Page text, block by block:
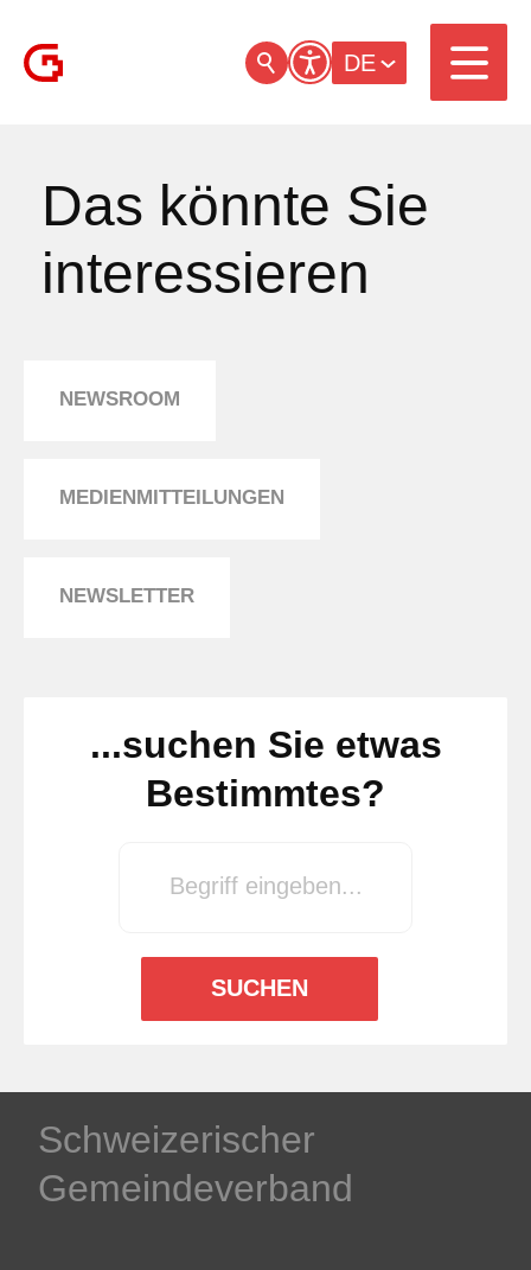
DE
Das könnte Sie
interessieren
NEWSROOM
MEDIENMITTEILUNGEN
NEWSLETTER
...suchen Sie etwas
Bestimmtes?
SUCHEN
Schweizerischer
Gemeindeverband